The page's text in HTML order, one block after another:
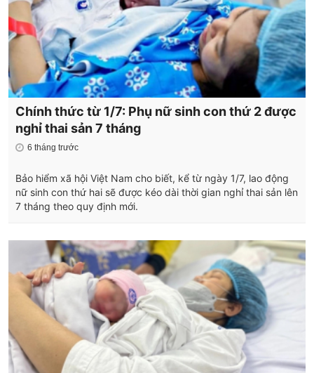
Chính thức từ 1/7: Phụ nữ sinh con thứ 2 được
nghỉ thai sản 7 tháng
6 tháng trước
Bảo hiểm xã hội Việt Nam cho biết, kể từ ngày 1/7, lao động
nữ sinh con thứ hai sẽ được kéo dài thời gian nghỉ thai sản lên
7 tháng theo quy định mới.